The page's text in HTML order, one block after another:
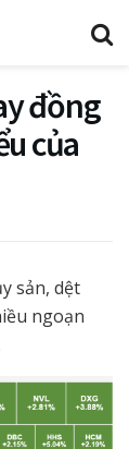
đồng
của
sản, dệt
ngoạn